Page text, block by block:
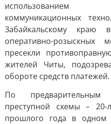
коммуникационных
Забайкальскому краю
оперативно-розыскных
пресекли
жителей Читы,
обороте средств платежей.
По предварительным
преступной схемы –
прошлого года в одном